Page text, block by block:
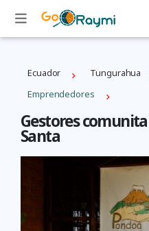
Ecuador Tungurahua
Emprendedores
Gestores
Santa